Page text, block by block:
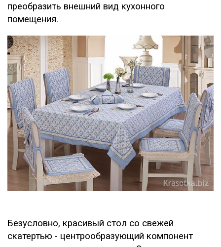
преобразить внешний вид кухонного
помещения.
Безусловно, красивый стол со свежей
скатертью - центрообразующий компонент